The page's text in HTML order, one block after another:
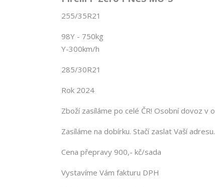
255/35R21
98Y - 750kg
Y-300km/h
285/30R21
Rok 2024
Zboží zasíláme po celé ČR! Osobní dovoz v
Zasíláme na dobírku. Stačí zaslat Vaší adresu.
Cena přepravy 900,- kč/sada
Vystavíme Vám fakturu DPH